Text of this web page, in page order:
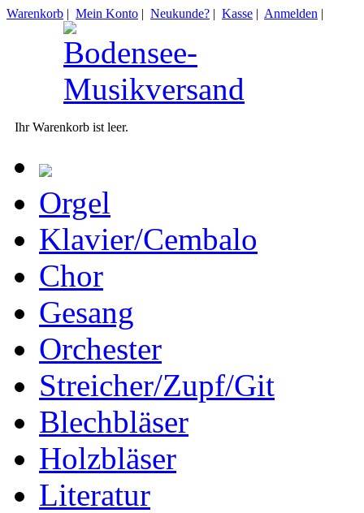
Warenkorb | Mein Konto | Neukunde? | Kasse | Anmelden |
Ihr Warenkorb ist leer.
Orgel
Klavier/Cembalo
Chor
Gesang
Orchester
Streicher/Zupf/Git
Blechbläser
Holzbläser
Literatur